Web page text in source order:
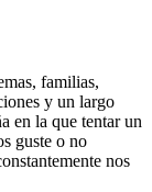
familias,
y un largo
en la que tentar un
guste o no
nos